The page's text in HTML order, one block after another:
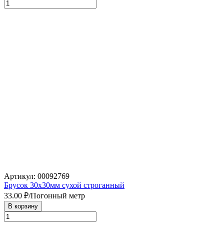
Артикул: 00092769
Брусок 30х30мм сухой строганный
33.00 ₽/Погонный метр
В корзину